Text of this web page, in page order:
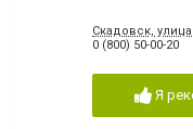
Скадовск,
0 (800) 50-00-20
Я